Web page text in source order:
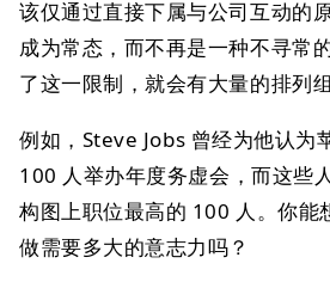
该仅通过直接下属与公司互动的
成为常态，而不再是一种不寻常
了这一限制，就会有大量的排列
例如，Steve Jobs 曾经为他认为
100 人举办年度务虚会，而这些
构图上职位最高的 100 人。你能
做需要多大的意志力吗？